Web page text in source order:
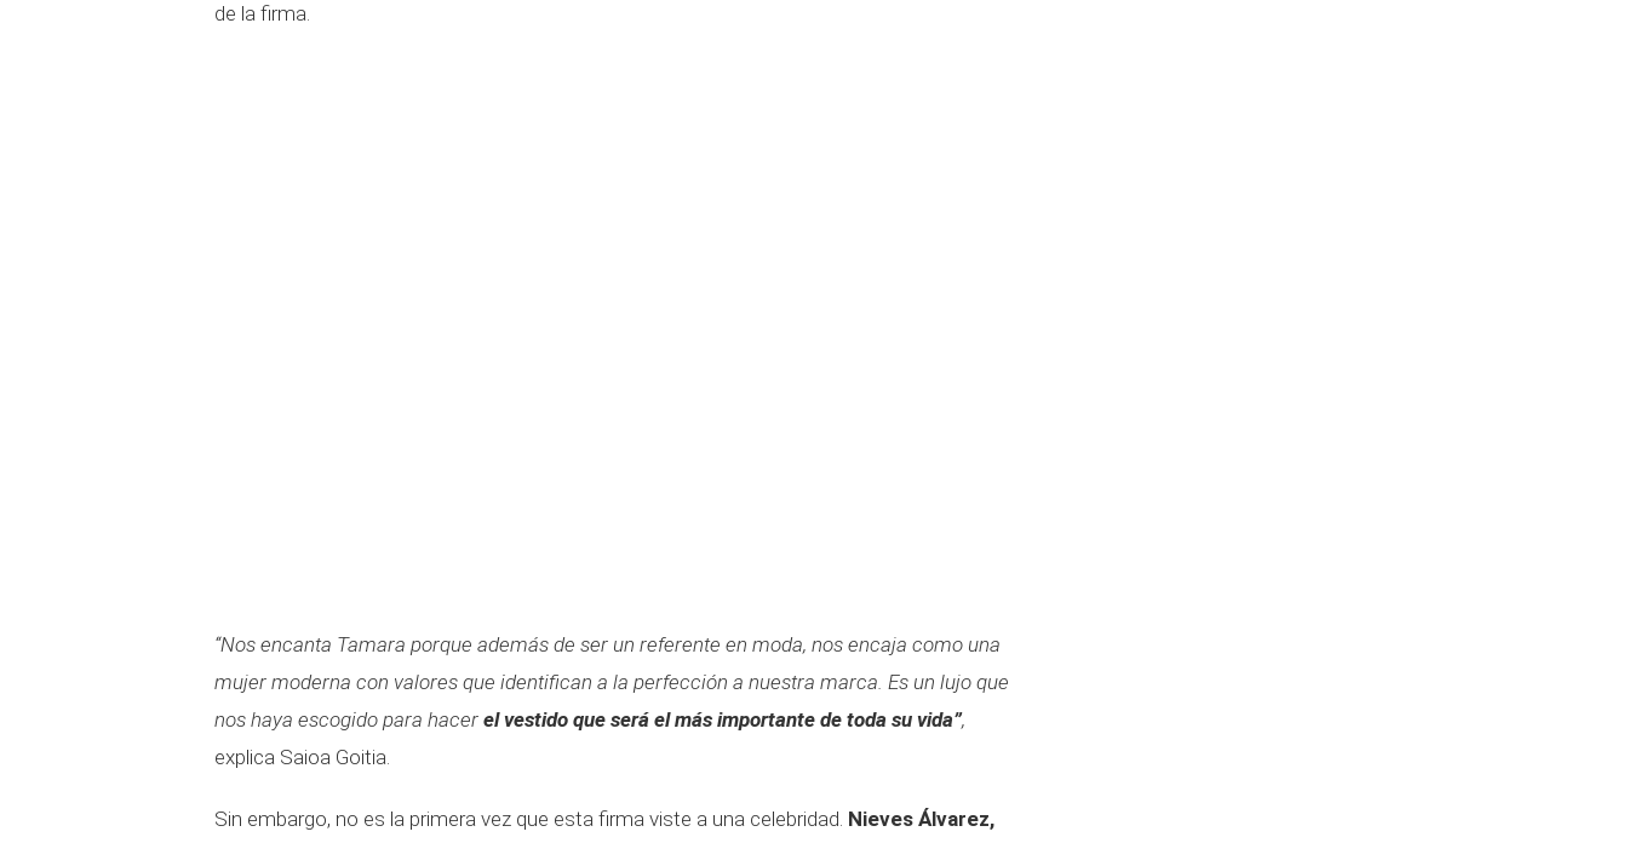
de la firma.
“Nos encanta Tamara porque además de ser un referente en moda, nos encaja como una
mujer moderna con valores que identifican a la perfección a nuestra marca. Es un lujo que
nos haya escogido para hacer el vestido que será el más importante de toda su vida”,
explica Saioa Goitia.
Sin embargo, no es la primera vez que esta firma viste a una celebridad. Nieves Álvarez,